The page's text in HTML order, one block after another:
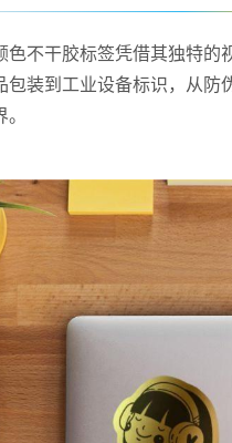
不干胶标签凭借其独特
装到工业设备标识，从